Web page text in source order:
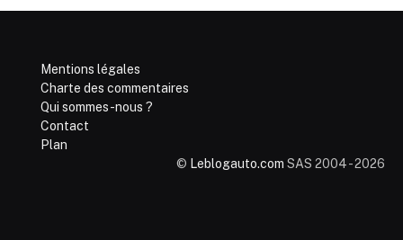
Mentions légales
Charte des commentaires
Qui sommes-nous ?
Contact
Plan
© Leblogauto.com SAS 2004 - 2026